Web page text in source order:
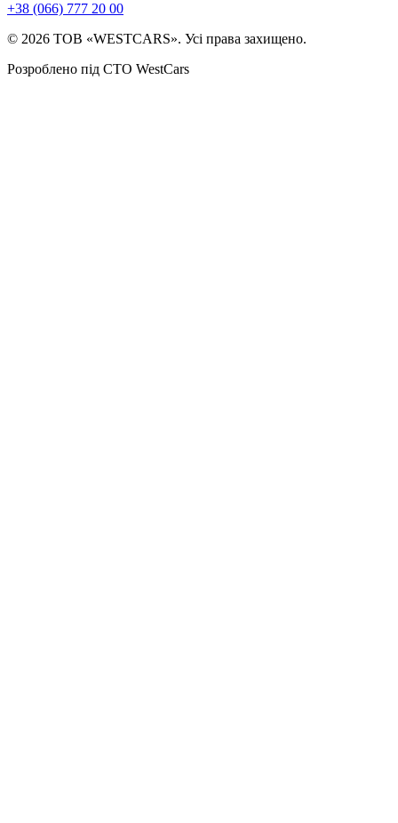
+38 (066) 777 20 00
© 2026 ТОВ «WESTCARS». Усі права захищено.
Розроблено під СТО WestCars